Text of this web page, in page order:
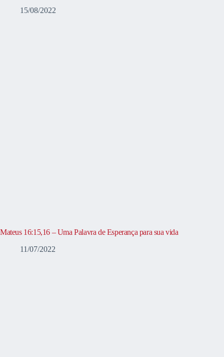
15/08/2022
Mateus 16:15,16 – Uma Palavra de Esperança para sua vida
11/07/2022